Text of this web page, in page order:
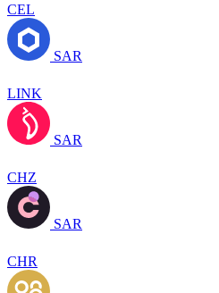
CEL
SAR
LINK
SAR
CHZ
SAR
CHR